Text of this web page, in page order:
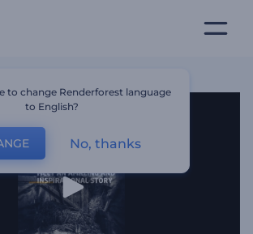
to change Renderforest language
to English?
No, thanks